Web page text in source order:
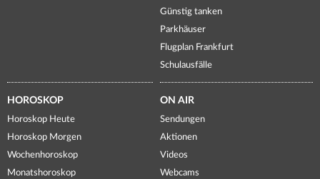
Günstig tanken
Parkhäuser
Flugplan Frankfurt
Schulausfälle
HOROSKOP
Horoskop Heute
Horoskop Morgen
Wochenhoroskop
Monatshoroskop
ON AIR
Sendungen
Aktionen
Videos
Webcams